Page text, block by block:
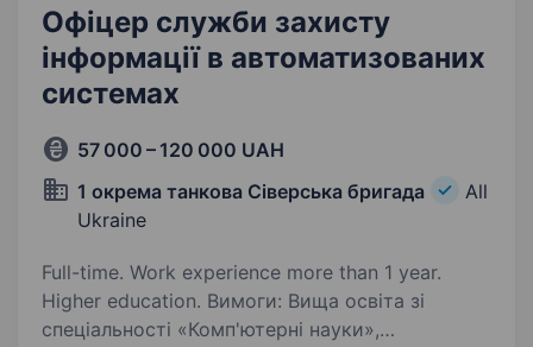
Офіцер служби захисту
інформації в автоматизованих
системах
57 000 – 120 000 UAH
1 окрема танкова Сіверська бригада
All
Ukraine
Full-time. Work experience more than 1 year.
Higher education. Вимоги: Вища освіта зі
спеціальності «Комп'ютерні науки»,